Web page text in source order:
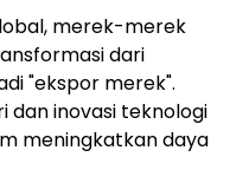
merek-merek
dari
"ekspor merek".
dan inovasi teknologi
meningkatkan daya